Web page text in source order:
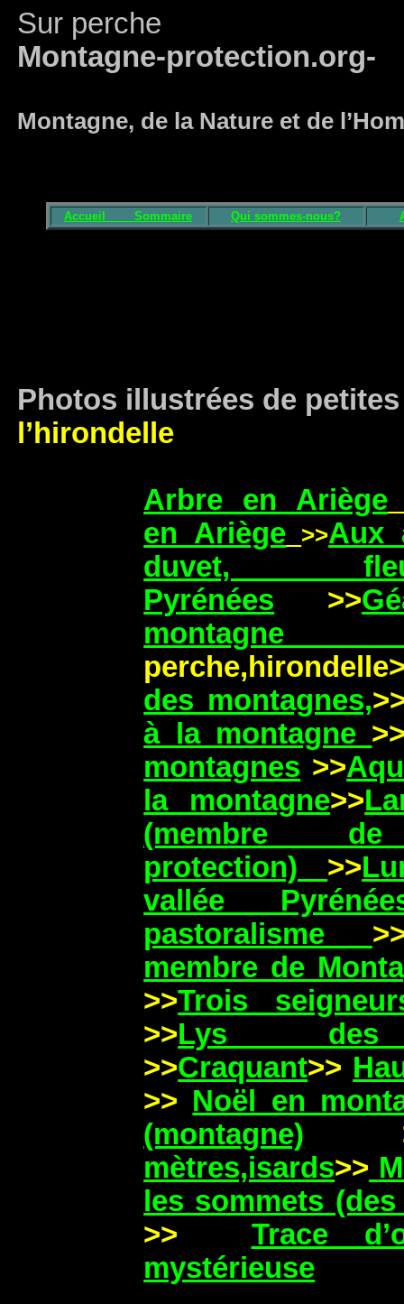
Sur perche
Montagne-protection.org-
Montagne, de la Nature et de
Accueil Sommaire Qui sommes-nous?
Photos illustrées de
l’hirondelle
Arbre en Ariège
en Ariège >>Aux
duvet,
Pyrénées >>
des montagnes,
à la montagne
montagnes >>
la montagne>>
(membre de
protection) >>
vallée
pastoralisme
membre de
>>Trois
>>Lys des
>>Craquant>>
>> Noël en
(montagne)
mètres,isards>>
les sommets
>> Trace
mystérieuse